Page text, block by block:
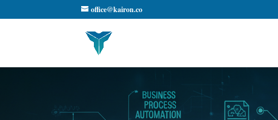
office@kairon.co